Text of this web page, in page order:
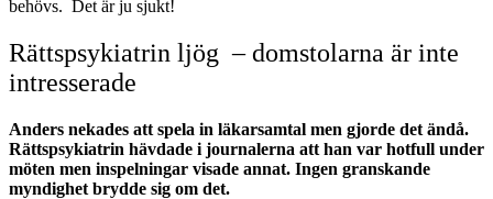
behövs. Det är ju sjukt!
Rättspsykiatrin ljög – domstolarna är inte
intresserade
Anders nekades att spela in läkarsamtal men gjorde det ändå.
Rättspsykiatrin hävdade i journalerna att han var hotfull under
möten men inspelningar visade annat. Ingen granskande
myndighet brydde sig om det.